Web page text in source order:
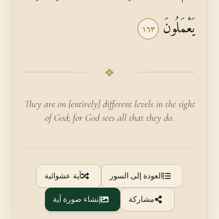
يَعْمَلُونَ ١٦٣
❖
They are on [entirely] different levels in the sight
of God; for God sees all that they do.
العودة إلى السور آية عشوائية
مشاركة إنشاء صورة آية